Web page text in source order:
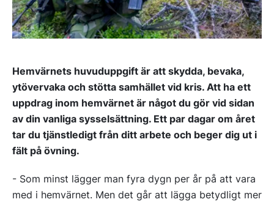
Hemvärnets huvuduppgift är att skydda, bevaka,
ytövervaka och stötta samhället vid kris. Att ha ett
uppdrag inom hemvärnet är något du gör vid sidan
av din vanliga sysselsättning. Ett par dagar om året
tar du tjänstledigt från ditt arbete och beger dig ut i
fält på övning.
- Som minst lägger man fyra dygn per år på att vara
med i hemvärnet. Men det går att lägga betydligt mer